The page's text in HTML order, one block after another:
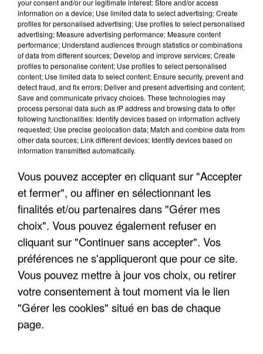
L’UN DES FONDATEURS SUPPOSÉS DE LA DZ
MAFIA INTERPELLÉ EN ALGÉRIE
information on a device; Use limited data to select advertising; Create
profiles for personalised advertising; Use profiles to select personalised
advertising; Measure advertising performance; Measure content
performance; Understand audiences through statistics or combinations
of data from different sources; Develop and improve services; Create
profiles to personalise content; Use profiles to select personalised
content; Use limited data to select content; Ensure security, prevent and
detect fraud, and fix errors; Deliver and present advertising and content;
Save and communicate privacy choices. These technologies may
process personal data such as IP address and browsing data to offer
following functionalities: Identify devices based on information actively
requested; Use precise geolocation data; Match and combine data from
other data sources; Link different devices; Identify devices based on
information transmitted automatically.
Vous pouvez accepter en cliquant sur "Accepter
et fermer", ou affiner en sélectionnant les
finalités et/ou partenaires dans "Gérer mes
choix". Vous pouvez également refuser en
cliquant sur "Continuer sans accepter". Vos
préférences ne s'appliqueront que pour ce site.
Vous pouvez mettre à jour vos choix, ou retirer
votre consentement à tout moment via le lien
"Gérer les cookies" situé en bas de chaque
page.